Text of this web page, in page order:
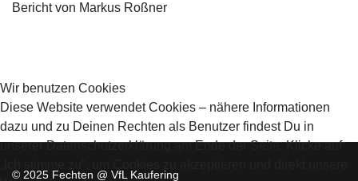
Bericht von Markus Roßner
© 2025 Fechten @ VfL Kaufering
Wir benutzen Cookies
Diese Website verwendet Cookies – nähere Informationen
dazu und zu Deinen Rechten als Benutzer findest Du in
unserer Datenschutzerklärung am Ende der Seite. Klicke auf